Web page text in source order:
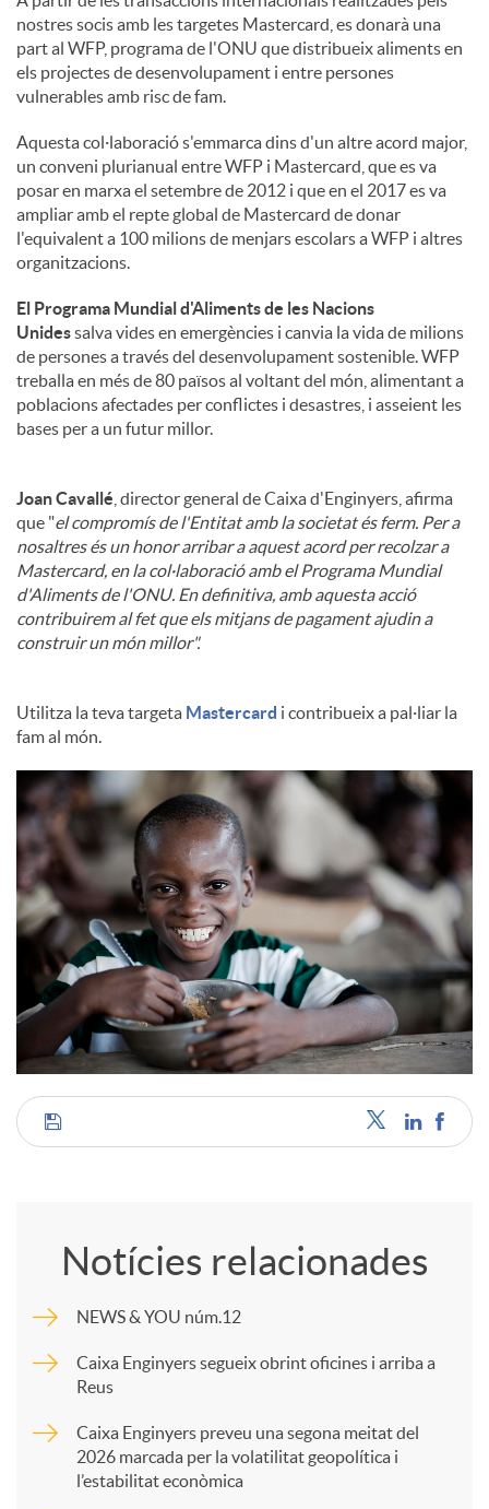
nostres socis amb les targetes Mastercard, es donarà una
part al WFP, programa de l'ONU que distribueix aliments en
els projectes de desenvolupament i entre persones
vulnerables amb risc de fam.
Aquesta col·laboració s'emmarca dins d'un altre acord major,
un conveni plurianual entre WFP i Mastercard, que es va
posar en marxa el setembre de 2012 i que en el 2017 es va
ampliar amb el repte global de Mastercard de donar
l'equivalent a 100 milions de menjars escolars a WFP i altres
organitzacions.
El Programa Mundial d'Aliments de les Nacions
Unidessalva vides en emergències i canvia la vida de milions
de persones a través del desenvolupament sostenible. WFP
treballa en més de 80 països al voltant del món, alimentant a
poblacions afectades per conflictes i desastres, i asseient les
bases per a un futur millor.
Joan Cavallé , director general de Caixa d'Enginyers, afirma
que "el compromís de l'Entitat amb la societat és ferm. Per a
nosaltres és un honor arribar a aquest acord per recolzar a
Mastercard, en la col·laboració amb el Programa Mundial
d'Aliments de l'ONU. En definitiva, amb aquesta acció
contribuirem al fet que els mitjans de pagament ajudin a
construir un món millor".
Utilitza la teva targeta Mastercard i contribueix a pal·liar la
fam al món.
C
p
a
Notícies relacionades
NEWS & YOU núm.12
Caixa Enginyers segueix obrint oficines i arriba a
Reus
Caixa Enginyers preveu una segona meitat del
2026 marcada per la volatilitat geopolítica i
l’estabilitat econòmica